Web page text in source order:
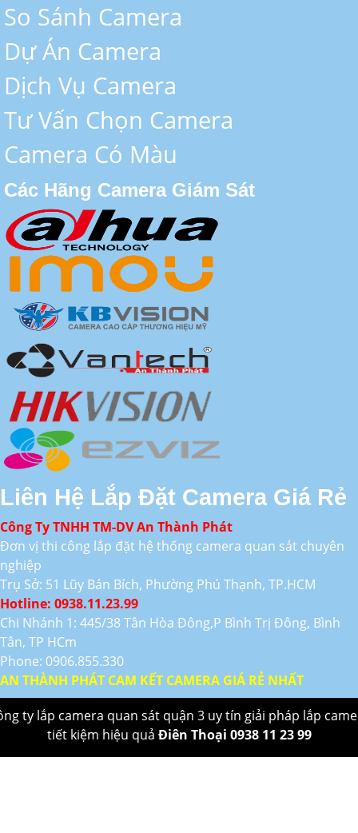
So Sánh Camera
Dự Án Camera
Dịch Vụ Camera
Tư Vấn Chọn Camera
Camera Có Màu
Các Hãng Camera Giám Sát
Liên Hệ Lắp Đặt Camera Giá Rẻ
Công Ty TNHH TM-DV An Thành Phát
Đơn vị thi công lắp đặt hệ thống camera quan sát chuyên
nghiệp
Trụ Sở: 51 Lũy Bán Bích, Phường Phú Thạnh, TP.HCM
Hotline: 0938.11.23.99
Chi Nhánh 1: 445/38 Tân Hòa Đông,P Bình Trị Đông, Bình
Tân, TP HCm
Phone: 0906.855.330
AN THÀNH PHÁT CAM KẾT CAMERA GIÁ RẺ NHẤT
ty lắp camera quan sát quận 3 uy tín giải pháp lắp
tiết kiệm hiệu quả Điên Thoại 0938 11 23 99